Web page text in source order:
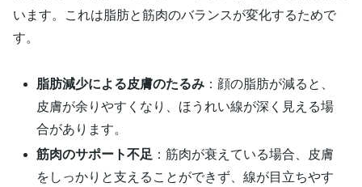
います。これは脂肪と筋肉のバランスが変化するためで
す。
脂肪減少による皮膚のたるみ ：顔の脂肪が減ると、
皮膚が余りやすくなり、ほうれい線が深く見える場
合があります。
筋肉のサポート不足 ：筋肉が衰えている場合、皮膚
をしっかりと支えることができず、線が目立ちやす